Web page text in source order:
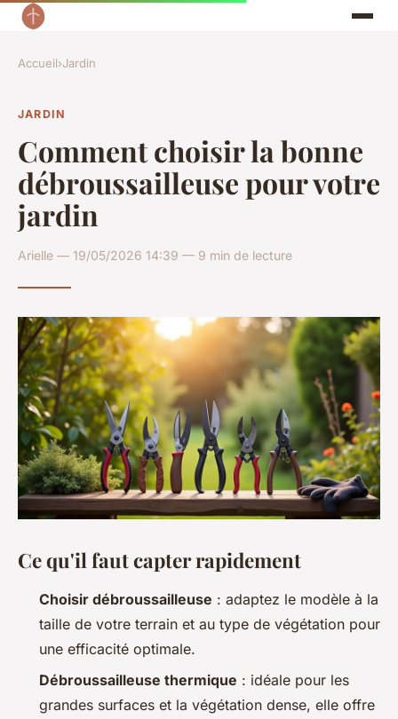
Accueil›Jardin
JARDIN
Comment choisir la bonne
débroussailleuse pour votre
jardin
Arielle — 19/05/2026 14:39 — 9 min de lecture
Ce qu'il faut capter rapidement
Choisir débroussailleuse : adaptez le modèle à la
taille de votre terrain et au type de végétation pour
une efficacité optimale.
Débroussailleuse thermique : idéale pour les
grandes surfaces et la végétation dense, elle offre